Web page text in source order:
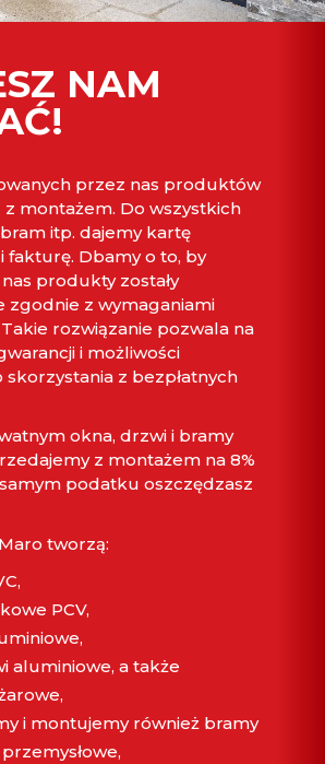
NAM
przez nas produktów
montażem. Do wszystkich
itp. dajemy kartę
fakturę. Dbamy o to, by
produkty zostały
zgodnie z wymaganiami
rozwiązanie pozwala na
i możliwości
skorzystania z bezpłatnych
okna, drzwi i bramy
z montażem na 8%
samym podatku oszczędzasz
tworzą:
PCV,
aluminiowe, a także
i montujemy również bramy